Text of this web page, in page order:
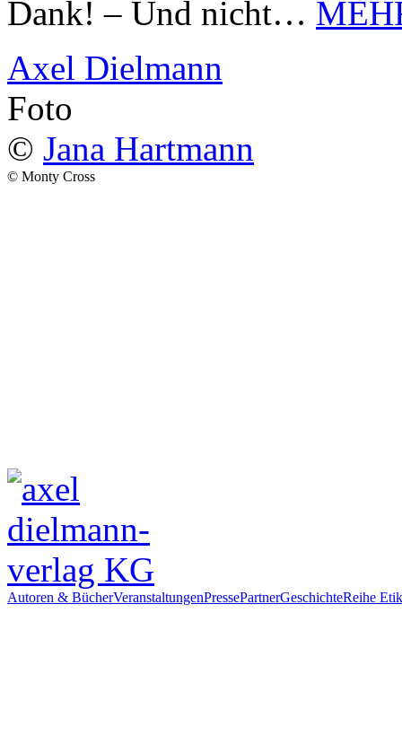
Dank! – Und nicht…
Axel Dielmann
Foto
© Jana Hartmann
© Monty Cross
Autoren & BücherVeranstaltungenPressePartnerGeschichteReihe